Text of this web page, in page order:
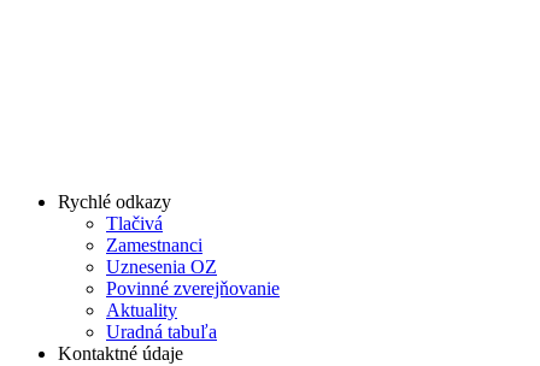
Rychlé odkazy
Tlačivá
Zamestnanci
Uznesenia OZ
Povinné zverejňovanie
Aktuality
Uradná tabuľa
Kontaktné údaje